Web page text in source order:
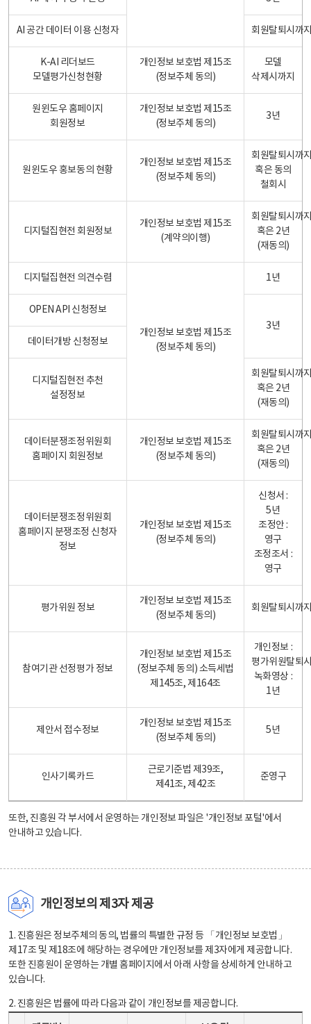
AI 공간 데이터 이용 신청자 회원탈퇴시까
K-AI 리더보드
모델평가신청현황
개인정보 보호법 제15조
(정보주체 동의)
모델
삭제시까지
원윈도우 홈페이지
회원정보
개인정보 보호법 제15조
(정보주체 동의)
3년
원윈도우 홍보동의 현황
개인정보 보호법 제15조
(정보주체 동의)
회원탈퇴시까
혹은 동의
철회시
디지털집현전 회원정보
개인정보 보호법 제15조
(계약의이행)
회원탈퇴시까
혹은 2년
(재동의)
디지털집현전 의견수렴
개인정보 보호법 제15조
(정보주체 동의)
1년
OPEN API 신청정보
3년
데이터개방 신청정보
디지털집현전 추천
설정정보
회원탈퇴시까
혹은 2년
(재동의)
데이터분쟁조정위원회
홈페이지 회원정보
개인정보 보호법 제15조
(정보주체 동의)
회원탈퇴시까
혹은 2년
(재동의)
데이터분쟁조정위원회
홈페이지 분쟁조정 신청자
정보
개인정보 보호법 제15조
(정보주체 동의)
신청서 :
5년
조정안 :
영구
조정조서 :
영구
평가위원 정보
개인정보 보호법 제15조
(정보주체 동의)
회원탈퇴시까
참여기관 선정평가 정보
개인정보 보호법 제15조
(정보주체 동의) 소득세법
제145조, 제164조
개인정보 :
평가위원탈퇴
녹화영상 :
1년
제안서 접수정보
개인정보 보호법 제15조
(정보주체 동의)
5년
인사기록카드
근로기준법 제39조,
제41조, 제42조
준영구
또한, 진흥원 각 부서에서 운영하는 개인정보 파일은 '개인정보 포털'에서
안내하고 있습니다.
개인정보의 제3자 제공
1. 진흥원은 정보주체의 동의, 법률의 특별한 규정 등 「개인정보 보호법」
제17조 및 제18조에 해당하는 경우에만 개인정보를 제3자에게 제공합니다.
또한 진흥원이 운영하는 개별 홈페이지에서 아래 사항을 상세하게 안내하고
있습니다.
2. 진흥원은 법률에 따라 다음과 같이 개인정보를 제공합니다.